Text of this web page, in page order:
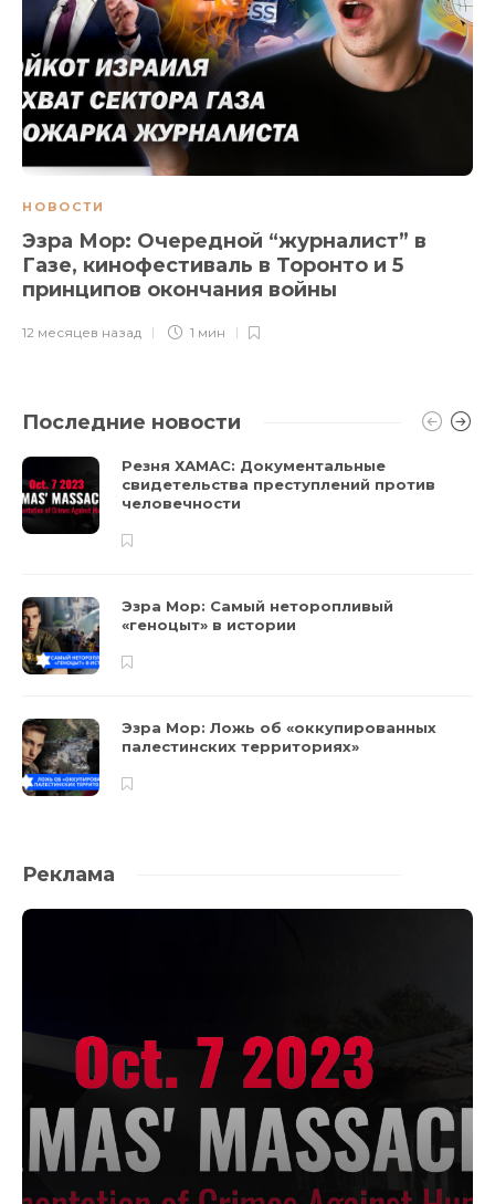
НОВОСТИ
Эзра Мор: Очередной “журналист” в
Газе, кинофестиваль в Торонто и 5
принципов окончания войны
12 месяцев назад 1 мин
Последние новости
Резня ХАМАС: Документальные
свидетельства преступлений против
человечности
Эзра Мор: Самый неторопливый
«геноцыт» в истории
Эзра Мор: Ложь об «оккупированных
палестинских территориях»
Реклама